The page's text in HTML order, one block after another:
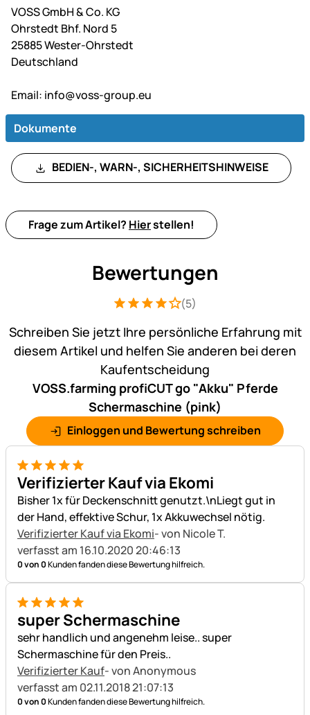
VOSS GmbH & Co. KG
Ohrstedt Bhf. Nord 5
25885 Wester-Ohrstedt
Deutschland
Email: info@voss-group.eu
Dokumente
BEDIEN-, WARN-, SICHERHEITSHINWEISE
Frage zum Artikel? Hierstellen!
Bewertungen
Bewertung: 4 von 5 (5 Bewertungen)
5 Bewertungen
(5)
Schreiben Sie jetzt Ihre persönliche Erfahrung mit
diesem Artikel und helfen Sie anderen bei deren
Kaufentscheidung
VOSS.farming profiCUT go "Akku" Pferde
Schermaschine (pink)
Einloggen und Bewertung schreiben
5 von 5
Verifizierter Kauf via Ekomi
Bisher 1x für Deckenschnitt genutzt.\nLiegt gut in
der Hand, effektive Schur, 1x Akkuwechsel nötig.
Verifizierter Kauf via Ekomi- von Nicole T.
verfasst am 16.10.2020 20:46:13
0 von 0Kunden fanden diese Bewertung hilfreich.
5 von 5
super Schermaschine
sehr handlich und angenehm leise.. super
Schermaschine für den Preis..
Verifizierter Kauf- von Anonymous
verfasst am 02.11.2018 21:07:13
0 von 0Kunden fanden diese Bewertung hilfreich.